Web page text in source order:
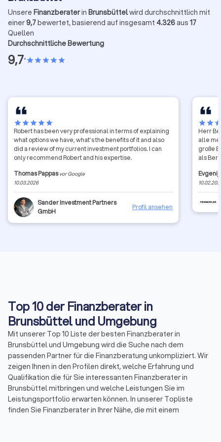
Unsere Finanzberaterin Brunsbüttelwird durchschnittlich mit
einer9,7bewertet, basierend auf insgesamt 4.326aus 17
Quellen
Durchschnittliche Bewertung
9,7•starstarstarstarstar
starstarstarstarstar
Robert has been very professional in terms of explaining
what options we have, what’s the benefits of it and also
did a review of my current investment portfolios. I can
only recommend Robert and his expertise.
Thomas Pappas vor Google
10.03.2026
Sander Investment Partners
GmbH
Profil ansehen
starstar
Herr
alle
große
als
Top 10 der Finanzberater in
Brunsbüttel und Umgebung
Mit unserer Top 10 Liste der besten Finanzberater in
Brunsbüttel und Umgebung wird die Suche nach dem
passenden Partner für die Finanzberatung unkompliziert. Wir
zeigen Ihnen in den Profilen direkt, welche Erfahrung und
Qualifikation die für Sie interessanten Finanzberater in
Brunsbüttel mitbringen und welche Leistungen Sie im
Leistungsportfolio erwarten können. In unserer Topliste
finden Sie Finanzberater in Ihrer Nähe, die mit einem